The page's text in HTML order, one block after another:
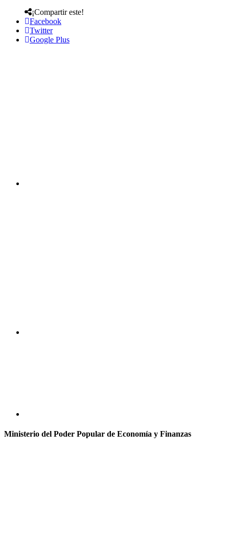
¡Compartir este!
Facebook
Twitter
Google Plus
Ministerio del Poder Popular de Economía y Finanzas